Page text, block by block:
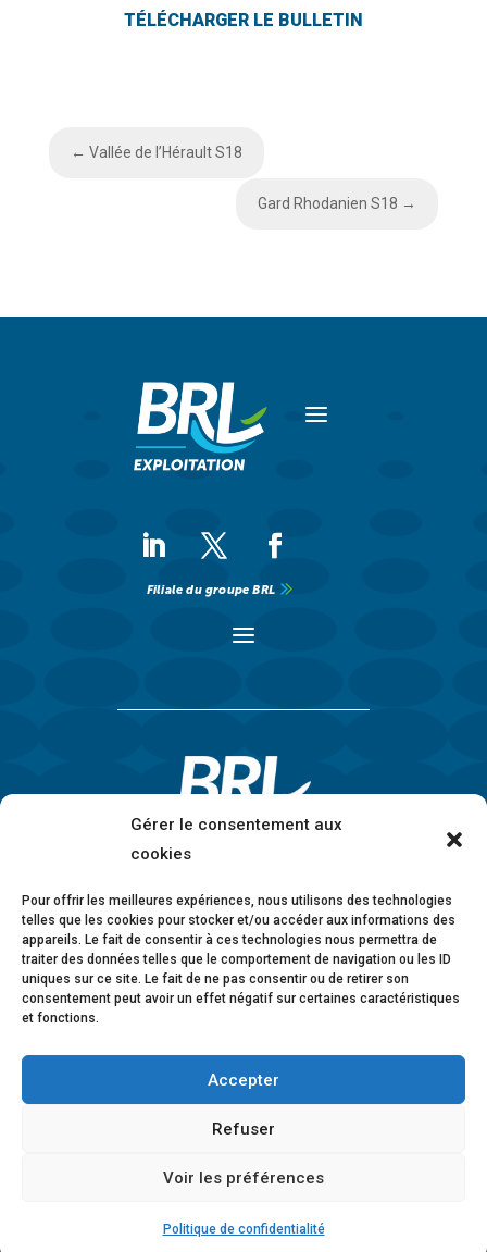
Gérer le consentement aux
cookies
Pour offrir les meilleures expériences, nous utilisons des technologies
telles que les cookies pour stocker et/ou accéder aux informations des
appareils. Le fait de consentir à ces technologies nous permettra de
traiter des données telles que le comportement de navigation ou les ID
uniques sur ce site. Le fait de ne pas consentir ou de retirer son
consentement peut avoir un effet négatif sur certaines caractéristiques
et fonctions.
Accepter
Refuser
Voir les préférences
Politique de confidentialité
← Vallée de l’Hérault S18
Gard Rhodanien S18 →
a
a
Filiale du groupe BRL
• Politique de confidentialité
Lanceurs d’alerte
© 2026 BRL Exploitation